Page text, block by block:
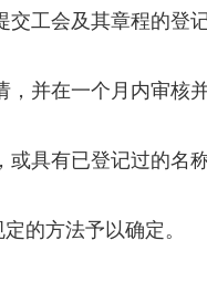
交工会及其章程的登
，并在一个月内审核
或具有已登记过的名
的方法予以确定。